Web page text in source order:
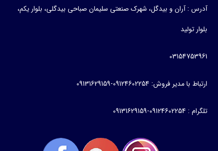
: آران و بیدگل، شهرک صنعتی سلیمان صباحی بیدگلی، بلوار یکم،
تولید
مدیر فروش: 09124602254-09131629159
09131629159